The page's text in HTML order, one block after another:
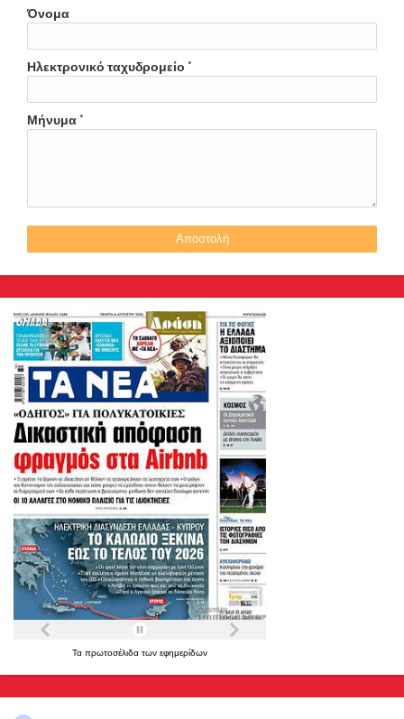
Όνομα
Ηλεκτρονικό ταχυδρομείο *
Μήνυμα *
Τα πρωτοσέλιδα των εφημερίδων